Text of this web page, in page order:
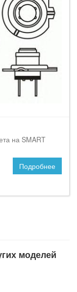
на SMART
Подробнее
моделей